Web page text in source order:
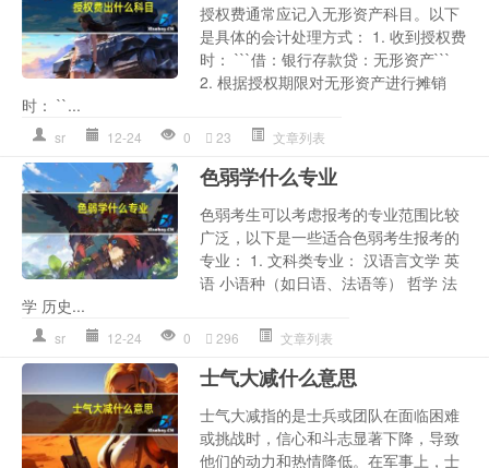
授权费通常应记入无形资产科目。以下
是具体的会计处理方式： 1. 收到授权费
时： ```借：银行存款贷：无形资产```
2. 根据授权期限对无形资产进行摊销
时： ``...
sr 12-24 0 23 文章列表
色弱学什么专业
色弱考生可以考虑报考的专业范围比较
广泛，以下是一些适合色弱考生报考的
专业： 1. 文科类专业： 汉语言文学 英
语 小语种（如日语、法语等） 哲学 法
学 历史...
sr 12-24 0 296 文章列表
士气大减什么意思
士气大减指的是士兵或团队在面临困难
或挑战时，信心和斗志显著下降，导致
他们的动力和热情降低。在军事上，士